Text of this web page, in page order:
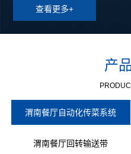
查看更多+
产
渭南餐厅自动化传菜系统
渭南餐厅回转输送带